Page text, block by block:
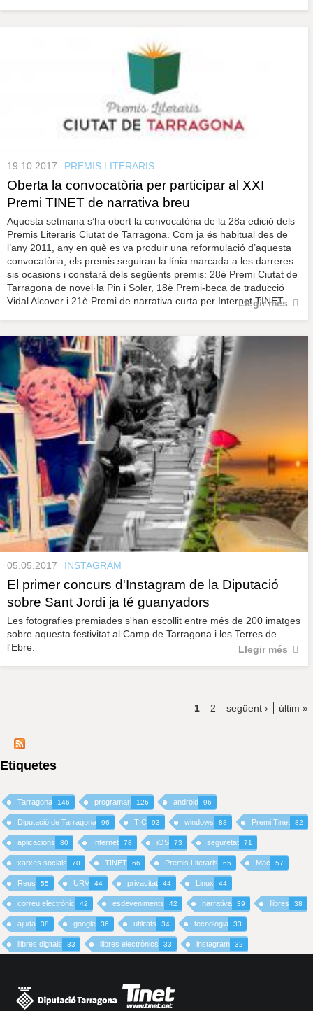
19.10.2017 PREMIS LITERARIS
Oberta la convocatòria per participar al XXI
Premi TINET de narrativa breu
Aquesta setmana s’ha obert la convocatòria de la 28a edició dels
Premis Literaris Ciutat de Tarragona. Com ja és habitual des de
l’any 2011, any en què es va produir una reformulació d’aquesta
convocatòria, els premis seguiran la línia marcada a les darreres
sis ocasions i constarà dels següents premis: 28è Premi Ciutat de
Tarragona de novel·la Pin i Soler, 18è Premi-beca de traducció
Vidal Alcover i 21è Premi de narrativa curta per Internet TINET.
Llegir més
05.05.2017 INSTAGRAM
El primer concurs d'Instagram de la Diputació
sobre Sant Jordi ja té guanyadors
Les fotografies premiades s'han escollit entre més de 200 imatges
sobre aquesta festivitat al Camp de Tarragona i les Terres de
l'Ebre.
Llegir més
1 2 següent › últim »
Etiquetes
Tarragona 146 programari 126 android 96
Diputació de Tarragona 96 TIC 93 windows 88 Premi Tinet 82
aplicacions 80 Internet 78 iOS 73 seguretat 71
xarxes socials 70 TINET 66 Premis Literaris 65 Mac 57
Reus 55 URV 44 privacitat 44 Linux 44
correu electrònic 42 esdeveniments 42 narrativa 39 llibres 38
ajuda 38 google 36 utilitats 34 tecnologia 33
llibres digitals 33 llibres electrònics 33 instagram 32